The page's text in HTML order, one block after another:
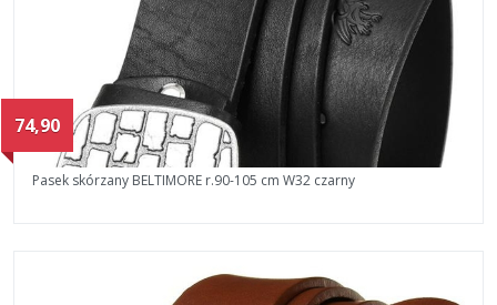
74,90
Pasek skórzany BELTIMORE r.90-105 cm W32 czarny